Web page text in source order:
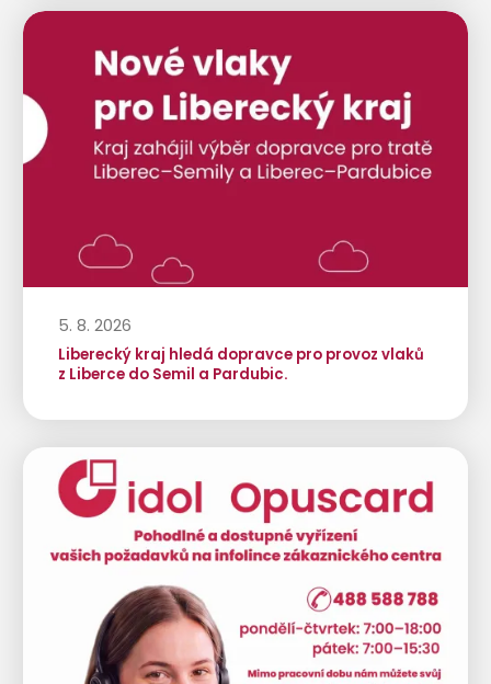
5. 8. 2026
Liberecký kraj hledá dopravce pro provoz vlaků
z Liberce do Semil a Pardubic.